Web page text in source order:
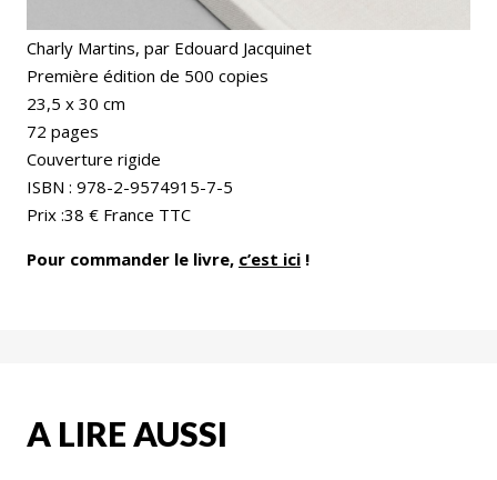
Charly Martins, par Edouard Jacquinet
Première édition de 500 copies
23,5 x 30 cm
72 pages
Couverture rigide
ISBN : 978-2-9574915-7-5
Prix :38 € France TTC
Pour commander le livre, c’est ici !
A LIRE AUSSI